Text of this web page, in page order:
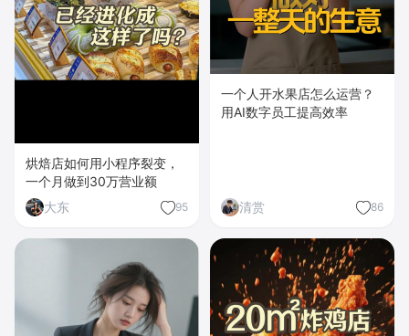
烘焙店如何用小程序裂变，
一个月做到30万营业额
大东
95
一个人开水果店怎么运营？
用AI数字员工提高效率
清赏 86